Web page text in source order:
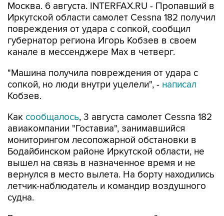
Москва. 6 августа. INTERFAX.RU - Пропавший в
Иркутской области самолет Cessna 182 получил
повреждения от удара с сопкой, сообщил
губернатор региона Игорь Кобзев в своем
канале в мессенджере Мах в четверг.
"Машина получила повреждения от удара с
сопкой, но люди внутри уцелели", - написал
Кобзев.
Как сообщалось, 3 августа самолет Cessna 182
авиакомпании "Гоставиа", занимавшийся
мониторингом лесопожарной обстановки в
Бодайбинском районе Иркутской области, не
вышел на связь в назначенное время и не
вернулся в место вылета. На борту находились
летчик-наблюдатель и командир воздушного
судна.